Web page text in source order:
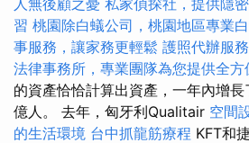
人無後顧之憂 私家偵探社，提供隱
習 桃園除白蟻公司，桃園地區專業
事服務，讓家務更輕鬆 護照代辦服
法律事務所，專業團隊為您提供全方
的資產恰恰計算出資產，一年內增
億人。 去年，匈牙利Qualitair 空間
的生活環境 台中抓龍筋療程 KFT和